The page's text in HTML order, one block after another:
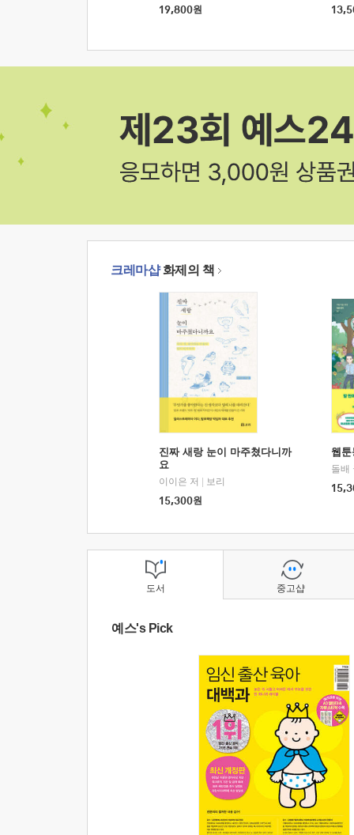
19,800원
크레마샵화제의 책
진짜 새랑 눈이 마주쳤다니까
요
이이은 저
보리
15,300원
웹
돌배
도서
예스's Pick
중고샵